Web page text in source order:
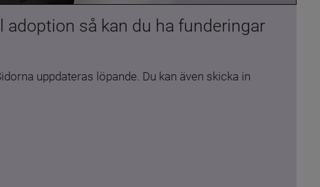
så kan du ha funderingar
uppdateras löpande. Du kan även skicka in